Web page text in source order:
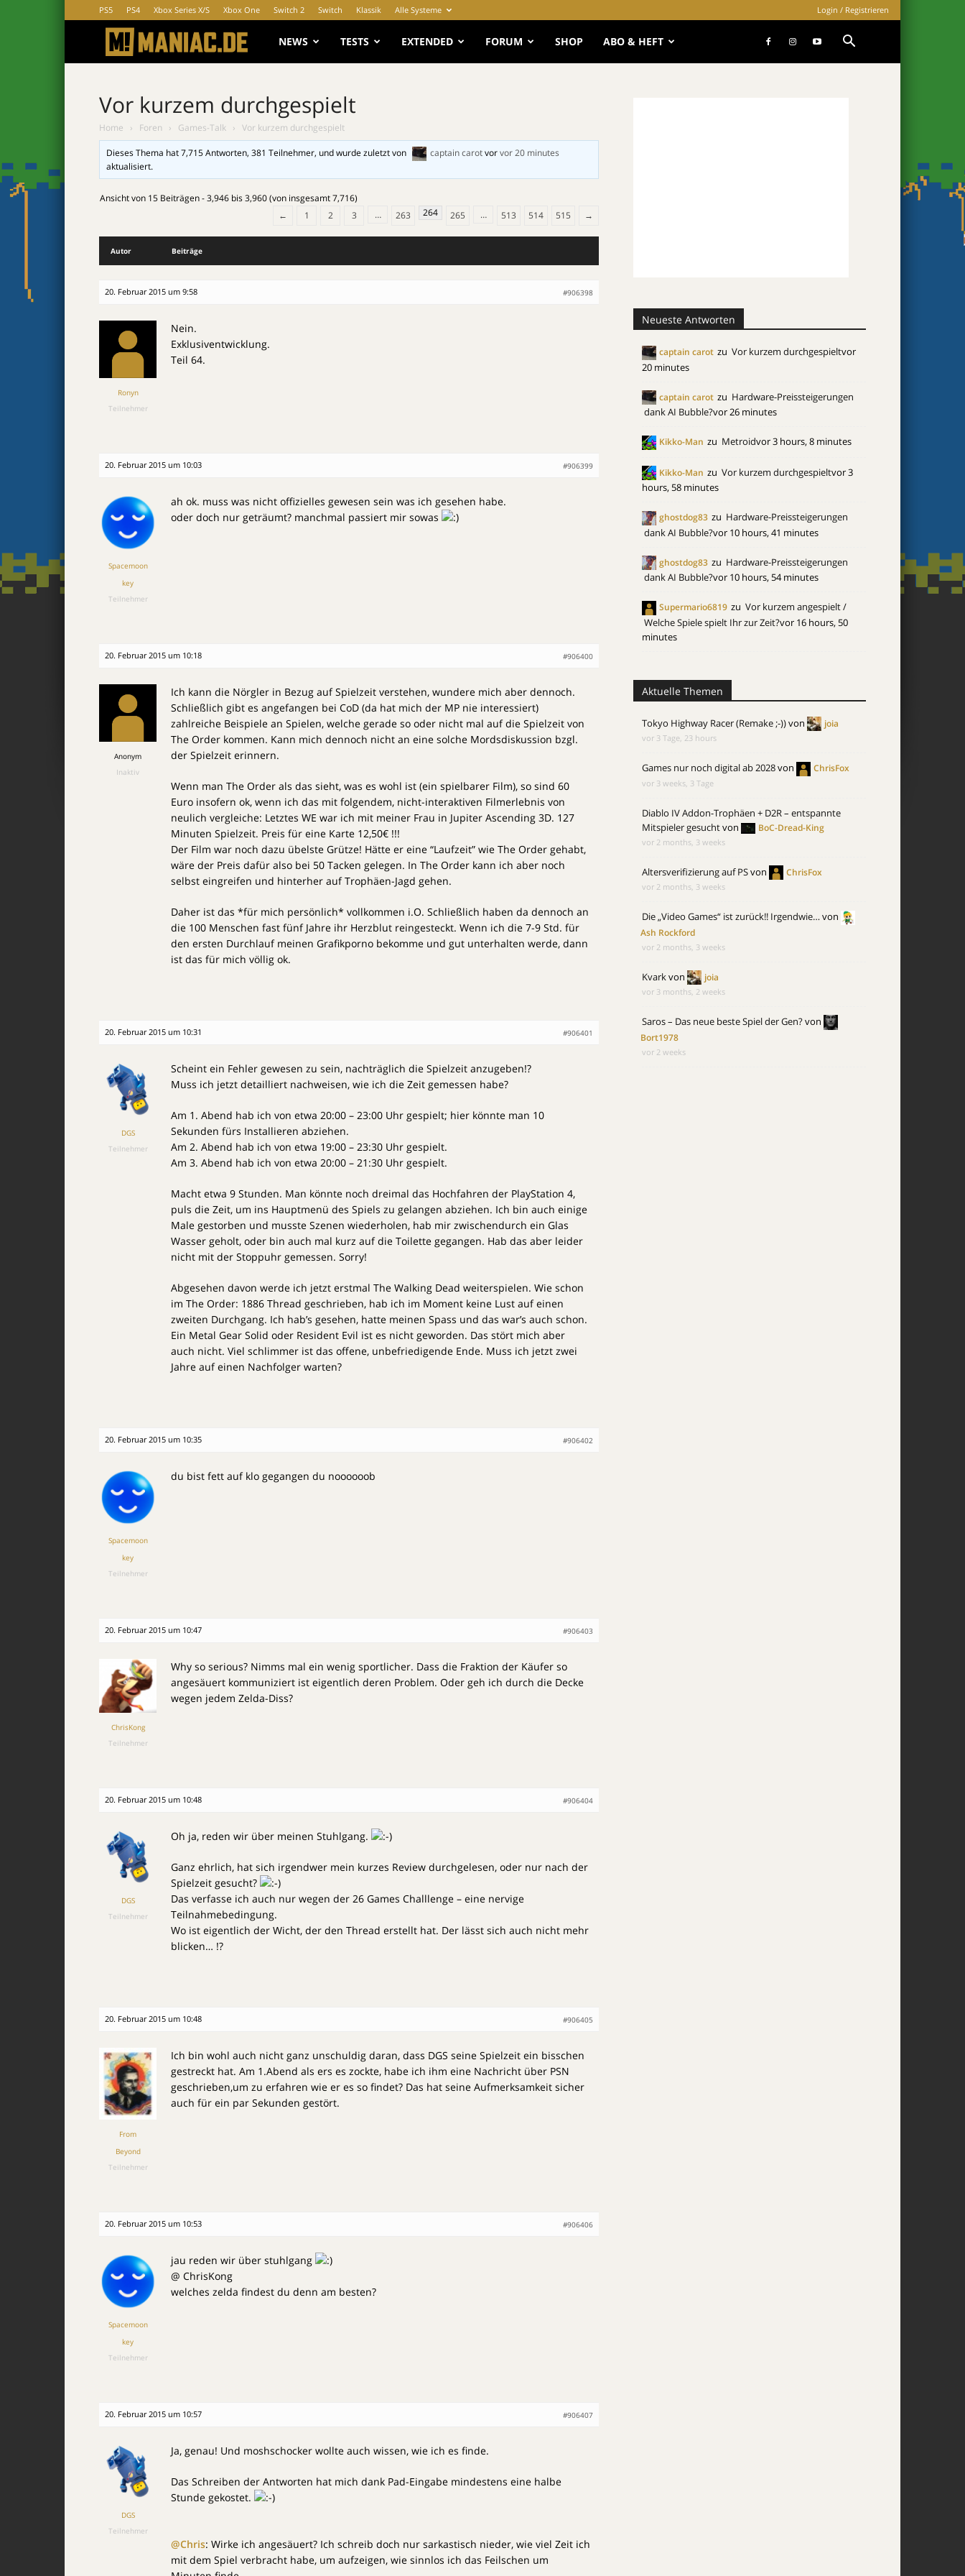
PS5 PS4 Xbox Series X/S Xbox One Switch 2 Switch Klassik Alle Systeme Login / Registrieren
MANIAC.de
NEWS TESTS EXTENDED FORUM SHOP ABO & HEFT
Vor kurzem durchgespielt
Home › Foren › Games-Talk › Vor kurzem durchgespielt
Dieses Thema hat 7,715 Antworten, 381 Teilnehmer, und wurde zuletzt von captain carotvorvor 20 minutes
aktualisiert.
Ansicht von 15 Beiträgen - 3,946 bis 3,960 (von insgesamt 7,716)
←
1 2 3 … 263 264 265 … 513 514 515 →
Autor Beiträge
20. Februar 2015 um 9:58 #906398
Ronyn
Teilnehmer
Nein.
Exklusiventwicklung.
Teil 64.
20. Februar 2015 um 10:03 #906399
Spacemoon
key
Teilnehmer
ah ok. muss was nicht offizielles gewesen sein was ich gesehen habe.
oder doch nur geträumt? manchmal passiert mir sowas
20. Februar 2015 um 10:18 #906400
Anonym
Inaktiv
Ich kann die Nörgler in Bezug auf Spielzeit verstehen, wundere mich aber dennoch.
Schließlich gibt es angefangen bei CoD (da hat mich der MP nie interessiert)
zahlreiche Beispiele an Spielen, welche gerade so oder nicht mal auf die Spielzeit von
The Order kommen. Kann mich dennoch nicht an eine solche Mordsdiskussion bzgl.
der Spielzeit erinnern.
Wenn man The Order als das sieht, was es wohl ist (ein spielbarer Film), so sind 60
Euro insofern ok, wenn ich das mit folgendem, nicht-interaktiven Filmerlebnis von
neulich vergleiche: Letztes WE war ich mit meiner Frau in Jupiter Ascending 3D. 127
Minuten Spielzeit. Preis für eine Karte 12,50€ !!!
Der Film war noch dazu übelste Grütze! Hätte er eine “Laufzeit” wie The Order gehabt,
wäre der Preis dafür also bei 50 Tacken gelegen. In The Order kann ich aber noch
selbst eingreifen und hinterher auf Trophäen-Jagd gehen.
Daher ist das *für mich persönlich* vollkommen i.O. Schließlich haben da dennoch an
die 100 Menschen fast fünf Jahre ihr Herzblut reingesteckt. Wenn ich die 7-9 Std. für
den ersten Durchlauf meinen Grafikporno bekomme und gut unterhalten werde, dann
ist das für mich völlig ok.
20. Februar 2015 um 10:31 #906401
DGS
Teilnehmer
Scheint ein Fehler gewesen zu sein, nachträglich die Spielzeit anzugeben!?
Muss ich jetzt detailliert nachweisen, wie ich die Zeit gemessen habe?
Am 1. Abend hab ich von etwa 20:00 – 23:00 Uhr gespielt; hier könnte man 10
Sekunden fürs Installieren abziehen.
Am 2. Abend hab ich von etwa 19:00 – 23:30 Uhr gespielt.
Am 3. Abend hab ich von etwa 20:00 – 21:30 Uhr gespielt.
Macht etwa 9 Stunden. Man könnte noch dreimal das Hochfahren der PlayStation 4,
puls die Zeit, um ins Hauptmenü des Spiels zu gelangen abziehen. Ich bin auch einige
Male gestorben und musste Szenen wiederholen, hab mir zwischendurch ein Glas
Wasser geholt, oder bin auch mal kurz auf die Toilette gegangen. Hab das aber leider
nicht mit der Stoppuhr gemessen. Sorry!
Abgesehen davon werde ich jetzt erstmal The Walking Dead weiterspielen. Wie schon
im The Order: 1886 Thread geschrieben, hab ich im Moment keine Lust auf einen
zweiten Durchgang. Ich hab’s gesehen, hatte meinen Spass und das war’s auch schon.
Ein Metal Gear Solid oder Resident Evil ist es nicht geworden. Das stört mich aber
auch nicht. Viel schlimmer ist das offene, unbefriedigende Ende. Muss ich jetzt zwei
Jahre auf einen Nachfolger warten?
20. Februar 2015 um 10:35 #906402
Spacemoon
key
Teilnehmer
du bist fett auf klo gegangen du noooooob
20. Februar 2015 um 10:47 #906403
ChrisKong
Teilnehmer
Why so serious? Nimms mal ein wenig sportlicher. Dass die Fraktion der Käufer so
angesäuert kommuniziert ist eigentlich deren Problem. Oder geh ich durch die Decke
wegen jedem Zelda-Diss?
20. Februar 2015 um 10:48 #906404
DGS
Teilnehmer
Oh ja, reden wir über meinen Stuhlgang.
Ganz ehrlich, hat sich irgendwer mein kurzes Review durchgelesen, oder nur nach der
Spielzeit gesucht?
Das verfasse ich auch nur wegen der 26 Games Challlenge – eine nervige
Teilnahmebedingung.
Wo ist eigentlich der Wicht, der den Thread erstellt hat. Der lässt sich auch nicht mehr
blicken… !?
20. Februar 2015 um 10:48 #906405
From
Beyond
Teilnehmer
Ich bin wohl auch nicht ganz unschuldig daran, dass DGS seine Spielzeit ein bisschen
gestreckt hat. Am 1.Abend als ers es zockte, habe ich ihm eine Nachricht über PSN
geschrieben,um zu erfahren wie er es so findet? Das hat seine Aufmerksamkeit sicher
auch für ein par Sekunden gestört.
20. Februar 2015 um 10:53 #906406
Spacemoon
key
Teilnehmer
jau reden wir über stuhlgang
@ ChrisKong
welches zelda findest du denn am besten?
20. Februar 2015 um 10:57 #906407
DGS
Teilnehmer
Ja, genau! Und moshschocker wollte auch wissen, wie ich es finde.
Das Schreiben der Antworten hat mich dank Pad-Eingabe mindestens eine halbe
Stunde gekostet.
@Chris: Wirke ich angesäuert? Ich schreib doch nur sarkastisch nieder, wie viel Zeit ich
mit dem Spiel verbracht habe, um aufzeigen, wie sinnlos ich das Feilschen um
Neueste Antworten
captain carot zu Vor kurzem durchgespieltvor
20 minutes
captain carot zu Hardware-Preissteigerungen
dank AI Bubble?vor 26 minutes
Kikko-Man zu Metroidvor 3 hours, 8 minutes
Kikko-Man zu Vor kurzem durchgespieltvor 3
hours, 58 minutes
ghostdog83 zu Hardware-Preissteigerungen
dank AI Bubble?vor 10 hours, 41 minutes
ghostdog83 zu Hardware-Preissteigerungen
dank AI Bubble?vor 10 hours, 54 minutes
Supermario6819 zu Vor kurzem angespielt /
Welche Spiele spielt Ihr zur Zeit?vor 16 hours, 50
minutes
Aktuelle Themen
Tokyo Highway Racer (Remake ;-))von joia
vor 3 Tage, 23 hours
Games nur noch digital ab 2028von ChrisFox
vor 3 weeks, 3 Tage
Diablo IV Addon-Trophäen + D2R – entspannte
Mitspieler gesuchtvon BoC-Dread-King
vor 2 months, 3 weeks
Altersverifizierung auf PSvon ChrisFox
vor 2 months, 3 weeks
Die „Video Games“ ist zurück!! Irgendwie…von
Ash Rockford
vor 2 months, 3 weeks
Kvarkvon joia
vor 3 months, 2 weeks
Saros – Das neue beste Spiel der Gen?von
Bort1978
vor 2 weeks